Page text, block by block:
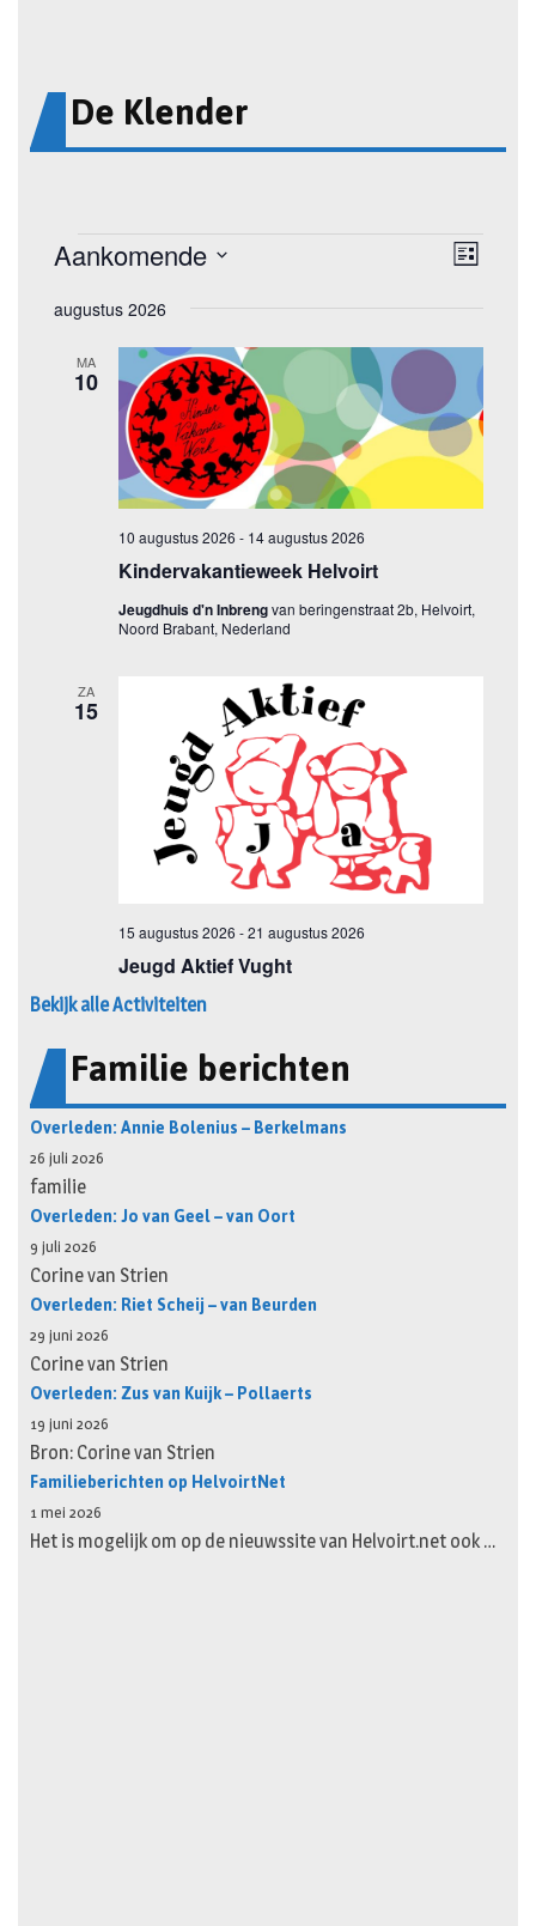
De Klender
Bekijk alle Activiteiten
Familie berichten
Overleden: Annie Bolenius – Berkelmans
26 juli 2026
familie
Overleden: Jo van Geel – van Oort
9 juli 2026
Corine van Strien
Overleden: Riet Scheij – van Beurden
29 juni 2026
Corine van Strien
Overleden: Zus van Kuijk – Pollaerts
19 juni 2026
Bron: Corine van Strien
Familieberichten op HelvoirtNet
1 mei 2026
Het is mogelijk om op de nieuwssite van Helvoirt.net ook …